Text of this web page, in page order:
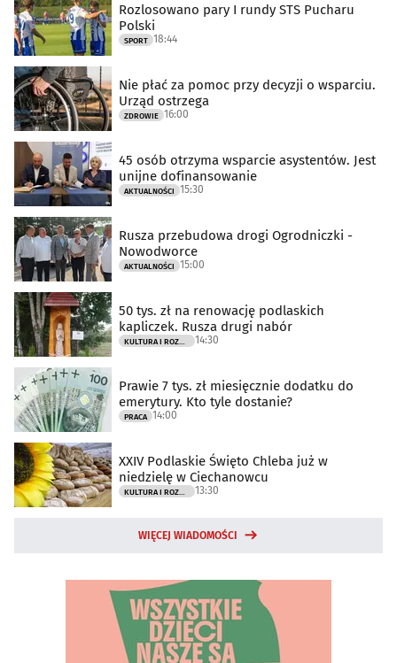
Rozlosowano pary I rundy STS Pucharu
Polski
SPORT 18:44
Nie płać za pomoc przy decyzji o wsparciu.
Urząd ostrzega
ZDROWIE 16:00
45 osób otrzyma wsparcie asystentów. Jest
unijne dofinansowanie
AKTUALNOŚCI 15:30
Rusza przebudowa drogi Ogrodniczki -
Nowodworce
AKTUALNOŚCI 15:00
50 tys. zł na renowację podlaskich
kapliczek. Rusza drugi nabór
14:30
Prawie 7 tys. zł miesięcznie dodatku do
emerytury. Kto tyle dostanie?
PRACA 14:00
XXIV Podlaskie Święto Chleba już w
niedzielę w Ciechanowcu
13:30
WIĘCEJ WIADOMOŚCI